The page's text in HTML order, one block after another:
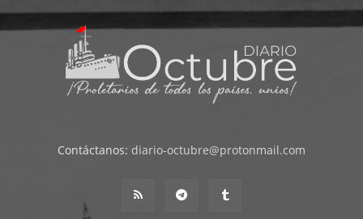
Contáctanos: diario-octubre@protonmail.com